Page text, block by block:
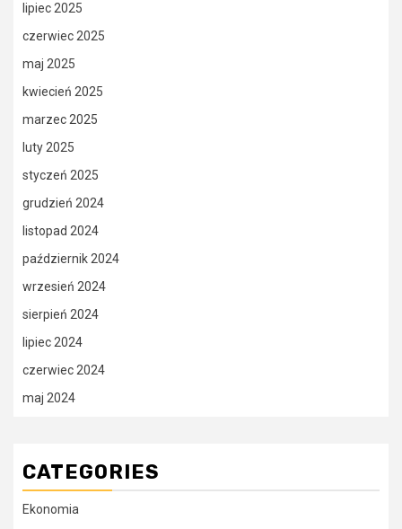
lipiec 2025
czerwiec 2025
maj 2025
kwiecień 2025
marzec 2025
luty 2025
styczeń 2025
grudzień 2024
listopad 2024
październik 2024
wrzesień 2024
sierpień 2024
lipiec 2024
czerwiec 2024
maj 2024
CATEGORIES
Ekonomia